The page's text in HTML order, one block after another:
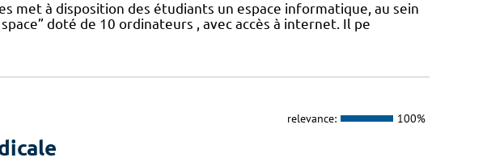
met à disposition des étudiants un espace informatique, au sein
doté de 10 ordinateurs , avec accès à internet. Il pe
relevance: 100%